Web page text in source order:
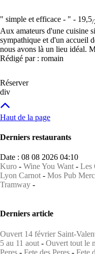
" simple et efficace - " - 19,5/
Aux amateurs d'une cuisine
sympathique et d'un accueil
nous avons là un lieu idéal.
Rédigé par : romain
Réserver
div
Haut de la page
Derniers restaurants
Date : 08 08 2026 04:10
Kuro - Wine You Want - Les
Lyon Carnot - Mos Pub
Tramway -
Derniers article
Ouvert 14 février Saint-
5 au 11 aout - Ouvert tout le
Peres - Fete des Peres - Fete